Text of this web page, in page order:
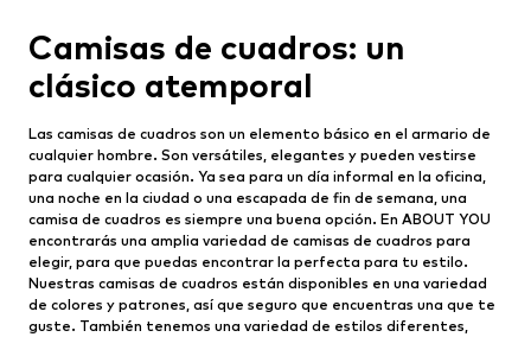
Camisas de cuadros: un
clásico atemporal
Las camisas de cuadros son un elemento básico en el armario de
cualquier hombre. Son versátiles, elegantes y pueden vestirse
para cualquier ocasión. Ya sea para un día informal en la oficina,
una noche en la ciudad o una escapada de fin de semana, una
camisa de cuadros es siempre una buena opción. En ABOUT YOU
encontrarás una amplia variedad de camisas de cuadros para
elegir, para que puedas encontrar la perfecta para tu estilo.
Nuestras camisas de cuadros están disponibles en una variedad
de colores y patrones, así que seguro que encuentras una que te
guste. También tenemos una variedad de estilos diferentes,